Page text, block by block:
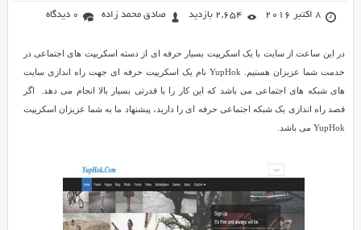
8 اکتبر 2016 2,654 بازدید صادق محمد زاده 0 دیدگاه
در این ساعت از سایت با یک اسکریپت بسیار حرفه ای از دسته اسکریپت های اجتماعی در
خدمت شما عزیزان هستیم. YupHok نام یک اسکریپت حرفه ای جهت راه اندازی سایت
های شبکه های اجتماعی می باشد که این کار را با قدرتی بسیار بالا انجام می دهد. اگر
قصد راه اندازی یک شبکه اجتماعی حرفه ای را دارید، پیشنهاد ما به شما عزیزان اسکریپت
YupHok می باشد.